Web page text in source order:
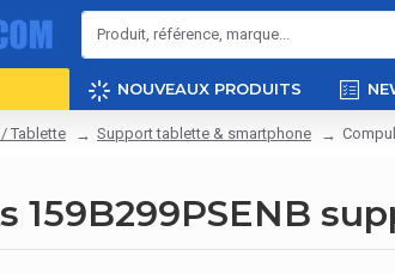
NOUVEAUX PRODUITS
/ Tablette Support tablette & smartphone
159B299PSENB